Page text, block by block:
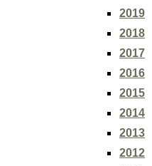
2019
2018
2017
2016
2015
2014
2013
2012